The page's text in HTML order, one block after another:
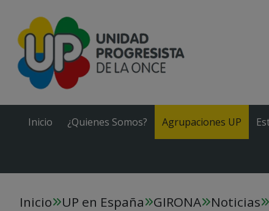
Inicio ¿Quienes Somos? Agrupaciones UP
Inicio UP en España GIRONA Noticias